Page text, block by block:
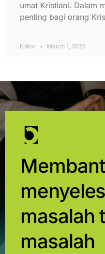
umat Kristiani. Dalam
penting bagi orang
Editor March 1, 2025
masalah
masalah